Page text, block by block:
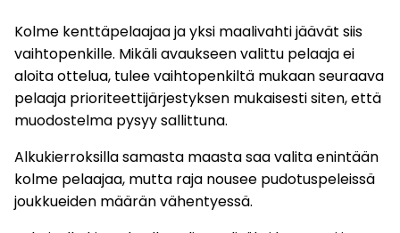
Kolme kenttäpelaajaa ja yksi maalivahti jäävät siis
vaihtopenkille. Mikäli avaukseen valittu pelaaja ei
aloita ottelua, tulee vaihtopenkiltä mukaan seuraava
pelaaja prioriteettijärjestyksen mukaisesti siten, että
muodostelma pysyy sallittuna.
Alkukierroksilla samasta maasta saa valita enintään
kolme pelaajaa, mutta raja nousee pudotuspeleissä
joukkueiden määrän vähentyessä.